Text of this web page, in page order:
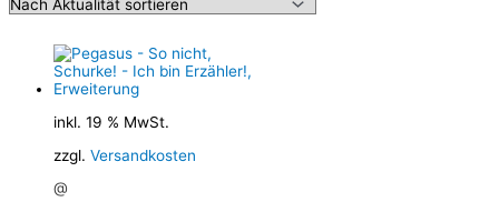
inkl. 19 % MwSt.
zzgl. Versandkosten
@